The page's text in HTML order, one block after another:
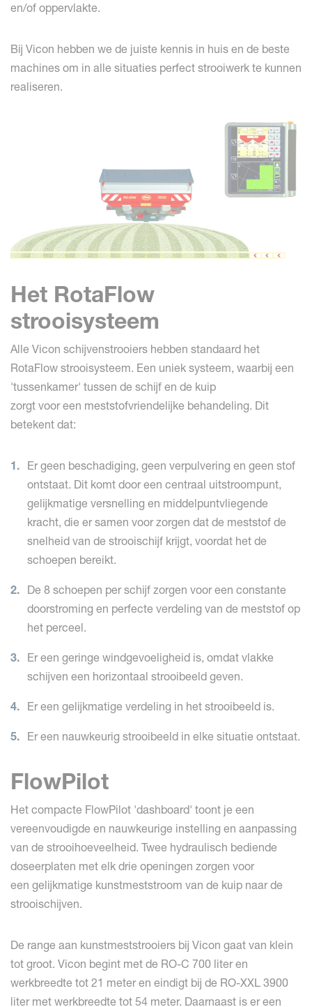
en/of oppervlakte.
Bij Vicon hebben we de juiste kennis in huis en de beste
machines om in alle situaties perfect strooiwerk te kunnen
realiseren.
Het RotaFlow
strooisysteem
Alle Vicon schijvenstrooiers hebben standaard het
RotaFlow strooisysteem. Een uniek systeem, waarbij een
'tussenkamer' tussen de schijf en de kuip
zorgt voor een meststofvriendelijke behandeling. Dit
betekent dat:
Er geen beschadiging, geen verpulvering en geen stof
ontstaat. Dit komt door een centraal uitstroompunt,
gelijkmatige versnelling en middelpuntvliegende
kracht, die er samen voor zorgen dat de meststof de
snelheid van de strooischijf krijgt, voordat het de
schoepen bereikt.
De 8 schoepen per schijf zorgen voor een constante
doorstroming en perfecte verdeling van de meststof op
het perceel.
Er een geringe windgevoeligheid is, omdat vlakke
schijven een horizontaal strooibeeld geven.
Er een gelijkmatige verdeling in het strooibeeld is.
Er een nauwkeurig strooibeeld in elke situatie ontstaat.
FlowPilot
Het compacte FlowPilot 'dashboard' toont je een
vereenvoudigde en nauwkeurige instelling en aanpassing
van de strooihoeveelheid. Twee hydraulisch bediende
doseerplaten met elk drie openingen zorgen voor
een gelijkmatige kunstmeststroom van de kuip naar de
strooischijven.
De range aan kunstmeststrooiers bij Vicon gaat van klein
tot groot. Vicon begint met de RO-C 700 liter en
werkbreedte tot 21 meter en eindigt bij de RO-XXL 3900
liter met werkbreedte tot 54 meter. Daarnaast is er een